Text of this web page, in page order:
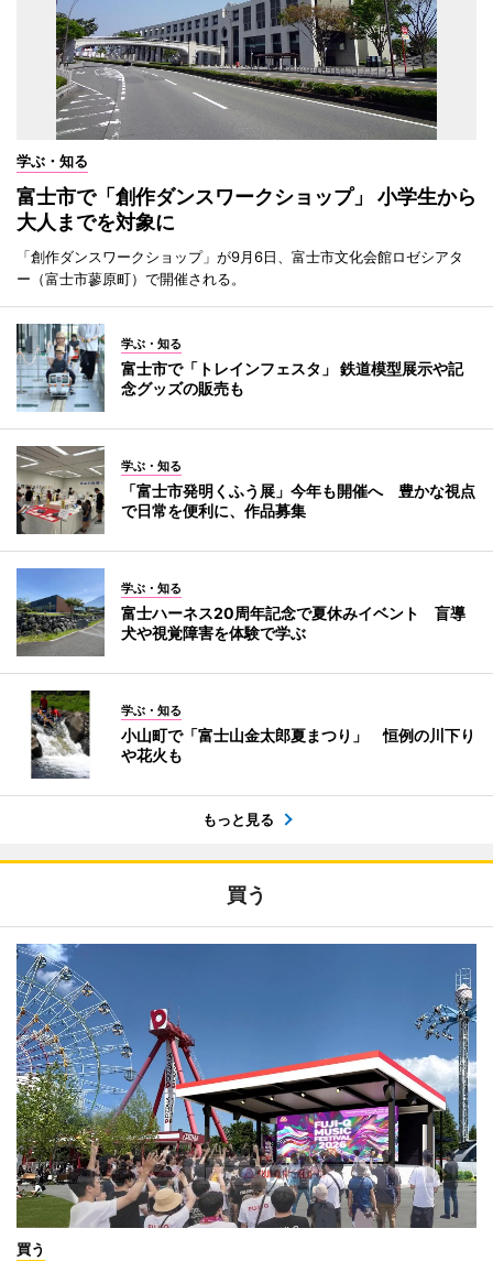
学ぶ・知る
富士市で「創作ダンスワークショップ」 小学生から
大人までを対象に
「創作ダンスワークショップ」が9月6日、富士市文化会館ロゼシアタ
ー（富士市蓼原町）で開催される。
学ぶ・知る
富士市で「トレインフェスタ」 鉄道模型展示や記
念グッズの販売も
学ぶ・知る
「富士市発明くふう展」今年も開催へ 豊かな視点
で日常を便利に、作品募集
学ぶ・知る
富士ハーネス20周年記念で夏休みイベント 盲導
犬や視覚障害を体験で学ぶ
学ぶ・知る
小山町で「富士山金太郎夏まつり」 恒例の川下り
や花火も
もっと見る
買う
買う